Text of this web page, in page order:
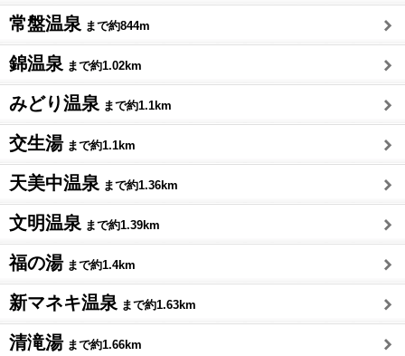
常盤温泉まで約844m
錦温泉まで約1.02km
みどり温泉まで約1.1km
交生湯まで約1.1km
天美中温泉まで約1.36km
文明温泉まで約1.39km
福の湯まで約1.4km
新マネキ温泉まで約1.63km
清滝湯まで約1.66km